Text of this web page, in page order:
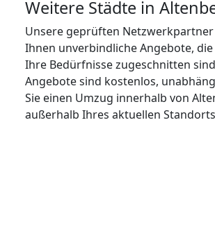
Weitere Städte in
Unsere geprüften
Ihnen unverbindliche Angebote,
Ihre Bedürfnisse zugeschnitten
Angebote sind kostenlos,
Sie einen Umzug innerhalb von
außerhalb Ihres aktuellen